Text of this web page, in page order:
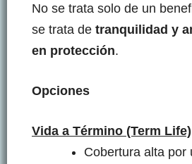
No se trata solo de un
se trata de tranquilidad y
en protección.
Opciones
Vida a Término (Term Life)
Cobertura alta por